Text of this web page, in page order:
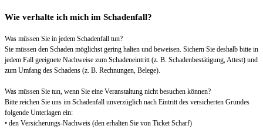
Wie verhalte ich mich im Schadenfall?
Was müssen Sie in jedem Schadenfall tun?
Sie müssen den Schaden möglichst gering halten und beweisen. Sichern Sie deshalb bitte in
jedem Fall geeignete Nachweise zum Schadeneintritt (z. B. Schadenbestätigung, Attest) und
zum Umfang des Schadens (z. B. Rechnungen, Belege).
Was müssen Sie tun, wenn Sie eine Veranstaltung nicht besuchen können?
Bitte reichen Sie uns im Schadenfall unverzüglich nach Eintritt des versicherten Grundes
folgende Unterlagen ein:
• den Versicherungs-Nachweis (den erhalten Sie von Ticket Scharf)